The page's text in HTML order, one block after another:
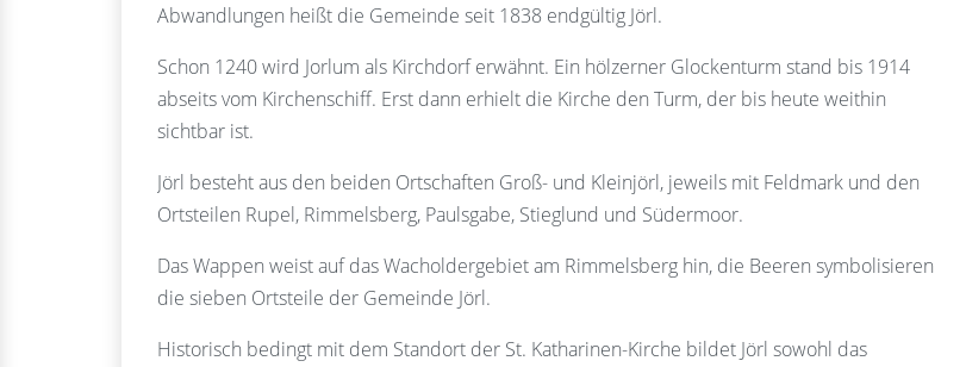
Abwandlungen heißt die Gemeinde seit 1838 endgültig Jörl.
Schon 1240 wird Jorlum als Kirchdorf erwähnt. Ein hölzerner Glockenturm stand bis 1914
abseits vom Kirchenschiff. Erst dann erhielt die Kirche den Turm, der bis heute weithin
sichtbar ist.
Jörl besteht aus den beiden Ortschaften Groß- und Kleinjörl, jeweils mit Feldmark und den
Ortsteilen Rupel, Rimmelsberg, Paulsgabe, Stieglund und Südermoor.
Das Wappen weist auf das Wacholdergebiet am Rimmelsberg hin, die Beeren symbolisieren
die sieben Ortsteile der Gemeinde Jörl.
Historisch bedingt mit dem Standort der St. Katharinen-Kirche bildet Jörl sowohl das